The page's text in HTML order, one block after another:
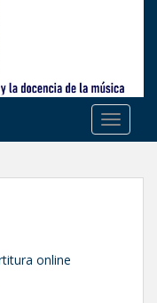
online